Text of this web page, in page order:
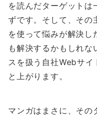
を読んだターゲットは
ずです。そして、その
を使って悩みが解決し
も解決するかもしれ
スを扱う自社Webサ
と上がります。
マンガはまさに、その